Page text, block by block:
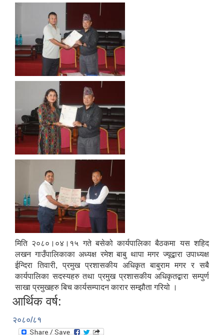
मिति २०८०।०४।१५ गते बसेको कार्यपालिका बैठकमा यस शहिद
लखन गाउँपालिकाका अध्यक्ष रमेश बाबु थापा मगर ज्यूद्बारा उपाध्यक्ष
ईन्दिरा तिवारी, प्रमुख प्रशासकीय अधिकृत बाबुराम मगर र सबै
कार्यपालिका सदस्यहरु तथा प्रमुख प्रशासकीय अधिकृतद्बारा सम्पुर्ण
साखा प्रमुखहरु बिच कार्यसम्पादन कारार सम्झौता गरियो ।
आर्थिक वर्ष:
२०८०/८१